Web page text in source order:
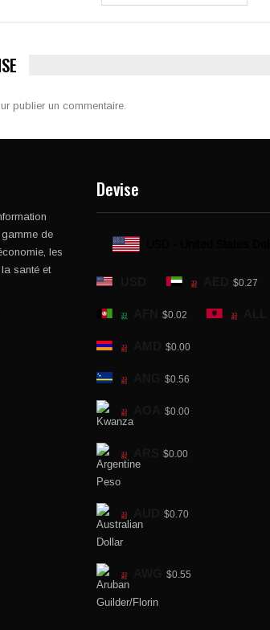
publier un commentaire.
de
les
santé et
Devise
$0.27
$0.02
$0.00
$0.56
$0.00
$0.00
$0.70
$0.55